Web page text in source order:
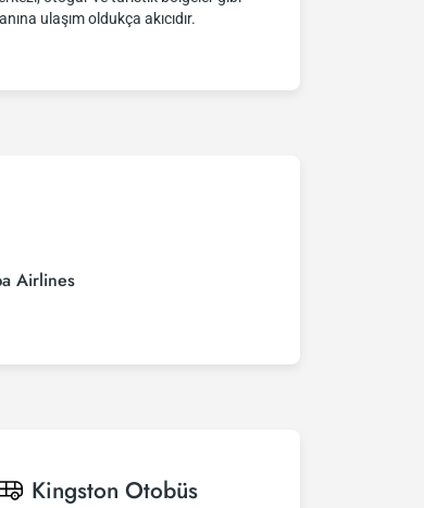
ulaşım oldukça akıcıdır.
Airlines
Kingston Otobüs